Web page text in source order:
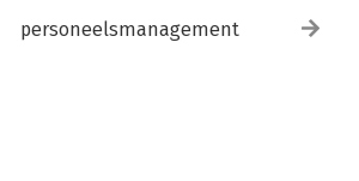
personeelsmanagement